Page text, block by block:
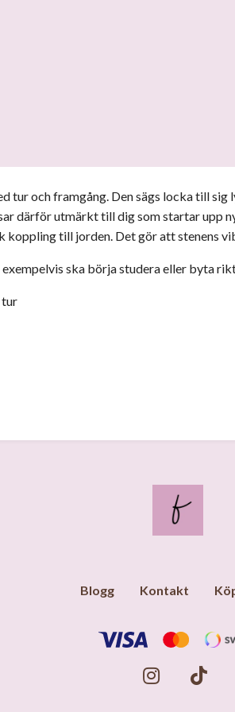
tur och framgång. Den sägs locka till
därför utmärkt till dig som startar upp
koppling till jorden. Det gör att stenens
ska börja studera eller byta
tur
Blogg Kontakt